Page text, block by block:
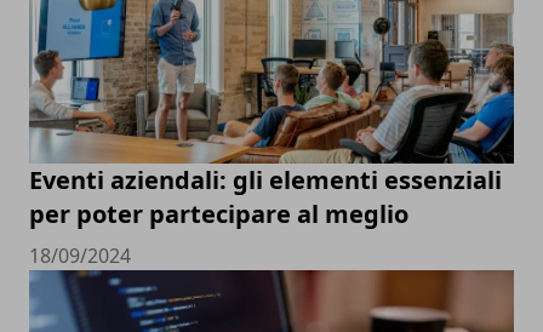
Eventi aziendali: gli elementi essenziali
per poter partecipare al meglio
18/09/2024